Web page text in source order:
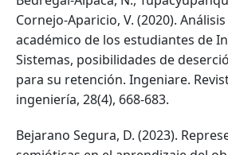
Cornejo-Aparicio, V. (2020).
académico de los estudiantes de
Sistemas, posibilidades de
para su retención. Ingeniare.
ingeniería, 28(4), 668-683.
Bejarano Segura, D. (2023).